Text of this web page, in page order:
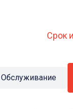
Срок
Обслуживание